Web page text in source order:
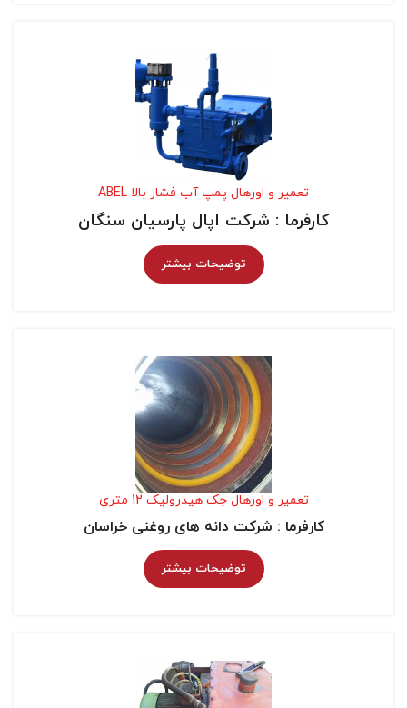
تعمیر و اورهال پمپ آب فشار بالا ABEL
کارفرما : شرکت اپال پارسیان سنگان
توضیحات بیشتر
تعمیر و اورهال جک هیدرولیک 12 متری
کارفرما : شرکت دانه های روغنی خراسان
توضیحات بیشتر